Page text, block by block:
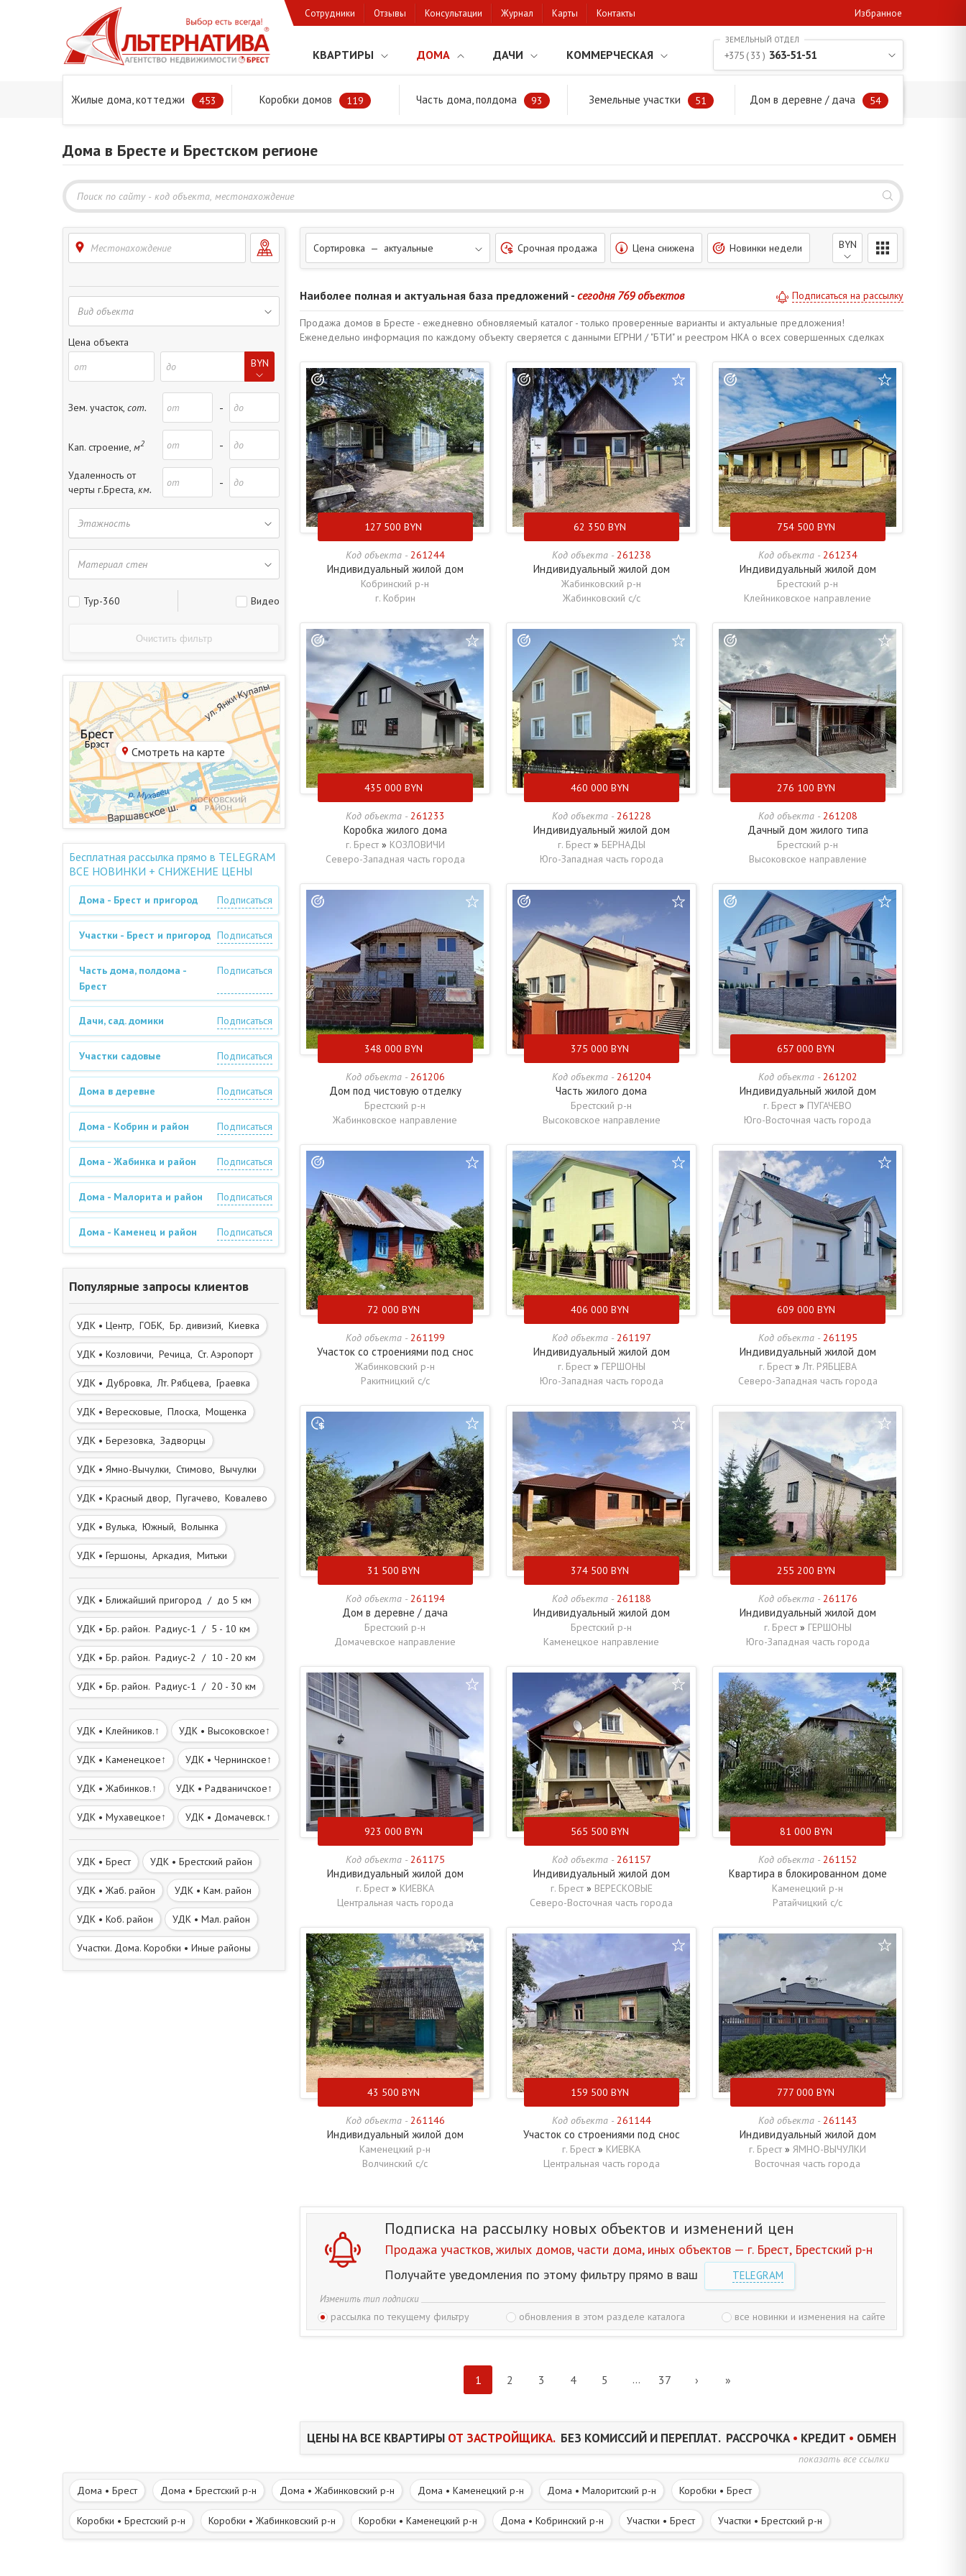
Сотрудники Отзывы Консультации Журнал Карты Контакты Избранное
КВАРТИРЫ ДОМА ДАЧИ КОММЕРЧЕСКАЯ
Жилые дома, коттеджи 453 Коробки домов 119 Часть дома, полдома 93 Земельные участки 51 Дом в деревне / дача 54
+375 ( 33 ) 363-51-51
Главная Предложения Дома в Бресте и Брестском районе
Дома в Бресте и Брестском регионе
Местонахождение
Цена объекта
BYN
Зем. участок, сот. -
Кап. строение, м2 -
Удаленность от
черты г.Бреста, км. -
Тур-360 Видео
Смотреть на карте
Бесплатная рассылка прямо в TELEGRAM
ВСЕ НОВИНКИ + СНИЖЕНИЕ ЦЕНЫ
Дома - Брест и пригород Подписаться
Участки - Брест и пригород Подписаться
Часть дома, полдома -
Брест
Подписаться
Дачи, сад. домики Подписаться
Участки садовые Подписаться
Дома в деревне Подписаться
Дома - Кобрин и район Подписаться
Дома - Жабинка и район Подписаться
Дома - Малорита и район Подписаться
Дома - Каменец и район Подписаться
Популярные запросы клиентов
УДК • Центр, ГОБК, Бр. дивизий, Киевка
УДК • Козловичи, Речица, Ст. Аэропорт
УДК • Дубровка, Лт. Рябцева, Граевка
УДК • Вересковые, Плоска, Мощенка
УДК • Березовка, Задворцы
УДК • Ямно-Вычулки, Стимово, Вычулки
УДК • Красный двор, Пугачево, Ковалево
УДК • Вулька, Южный, Волынка
УДК • Гершоны, Аркадия, Митьки
УДК • Ближайший пригород / до 5 км
УДК • Бр. район. Радиус-1 / 5 - 10 км
УДК • Бр. район. Радиус-2 / 10 - 20 км
УДК • Бр. район. Радиус-1 / 20 - 30 км
УДК • Клейников.↑ УДК • Высоковское↑
УДК • Каменецкое↑ УДК • Чернинское↑
УДК • Жабинков.↑ УДК • Радваничское↑
УДК • Мухавецкое↑ УДК • Домачевск.↑
УДК • Брест УДК • Брестский район
УДК • Жаб. район УДК • Кам. район
УДК • Коб. район УДК • Мал. район
Участки. Дома. Коробки • Иные районы
Сортировка — актуальные Срочная продажа Цена снижена Новинки недели BYN
Наиболее полная и актуальная база предложений - сегодня 769 объектов Подписаться на рассылку
Продажа домов в Бресте - ежедневно обновляемый каталог - только проверенные варианты и актуальные предложения!
Еженедельно информация по каждому объекту сверяется с данными ЕГРНИ / "БТИ" и реестром НКА о всех совершенных сделках
127 500 BYN
Код объекта - 261244
Индивидуальный жилой дом
Кобринский р-н
г. Кобрин
62 350 BYN
Код объекта - 261238
Индивидуальный жилой дом
Жабинковский р-н
Жабинковский с/с
754 500 BYN
Код объекта - 261234
Индивидуальный жилой дом
Брестский р-н
Клейниковское направление
435 000 BYN
Код объекта - 261233
Коробка жилого дома
г. Брест » КОЗЛОВИЧИ
Северо-Западная часть города
460 000 BYN
Код объекта - 261228
Индивидуальный жилой дом
г. Брест » БЕРНАДЫ
Юго-Западная часть города
276 100 BYN
Код объекта - 261208
Дачный дом жилого типа
Брестский р-н
Высоковское направление
348 000 BYN
Код объекта - 261206
Дом под чистовую отделку
Брестский р-н
Жабинковское направление
375 000 BYN
Код объекта - 261204
Часть жилого дома
Брестский р-н
Высоковское направление
657 000 BYN
Код объекта - 261202
Индивидуальный жилой дом
г. Брест » ПУГАЧЕВО
Юго-Восточная часть города
72 000 BYN
Код объекта - 261199
Участок со строениями под снос
Жабинковский р-н
Ракитницкий с/с
406 000 BYN
Код объекта - 261197
Индивидуальный жилой дом
г. Брест » ГЕРШОНЫ
Юго-Западная часть города
609 000 BYN
Код объекта - 261195
Индивидуальный жилой дом
г. Брест » Лт. РЯБЦЕВА
Северо-Западная часть города
31 500 BYN
Код объекта - 261194
Дом в деревне / дача
Брестский р-н
Домачевское направление
374 500 BYN
Код объекта - 261188
Индивидуальный жилой дом
Брестский р-н
Каменецкое направление
255 200 BYN
Код объекта - 261176
Индивидуальный жилой дом
г. Брест » ГЕРШОНЫ
Юго-Западная часть города
923 000 BYN
Код объекта - 261175
Индивидуальный жилой дом
г. Брест » КИЕВКА
Центральная часть города
565 500 BYN
Код объекта - 261157
Индивидуальный жилой дом
г. Брест » ВЕРЕСКОВЫЕ
Северо-Восточная часть города
81 000 BYN
Код объекта - 261152
Квартира в блокированном доме
Каменецкий р-н
Ратайчицкий с/с
43 500 BYN
Код объекта - 261146
Индивидуальный жилой дом
Каменецкий р-н
Волчинский с/с
159 500 BYN
Код объекта - 261144
Участок со строениями под снос
г. Брест » КИЕВКА
Центральная часть города
777 000 BYN
Код объекта - 261143
Индивидуальный жилой дом
г. Брест » ЯМНО-ВЫЧУЛКИ
Восточная часть города
Подписка на рассылку новых объектов и изменений цен
Продажа участков, жилых домов, части дома, иных объектов — г. Брест, Брестский р-н
Получайте уведомления по этому фильтру прямо в ваш
TELEGRAM
Изменить тип подписки
рассылка по текущему фильтру обновления в этом разделе каталога все новинки и изменения на сайте
1 2 3 4 5 ... 37 › »
ЦЕНЫ НА ВСЕ КВАРТИРЫ ОТ ЗАСТРОЙЩИКА.БЕЗ КОМИССИЙ И ПЕРЕПЛАТ. РАССРОЧКА • КРЕДИТ • ОБМЕН
показать все ссылки
Дома • Брест Дома • Брестский р-н Дома • Жабинковский р-н Дома • Каменецкий р-н Дома • Малоритский р-н Коробки • Брест
Коробки • Брестский р-н Коробки • Жабинковский р-н Коробки • Каменецкий р-н Дома • Кобринский р-н Участки • Брест Участки • Брестский р-н